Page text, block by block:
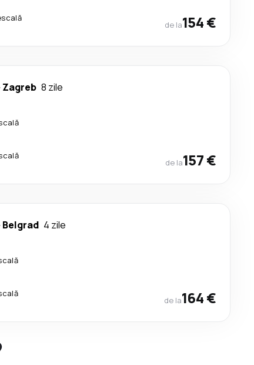
de la154 €
Zagreb 8 zile
de la157 €
Belgrad 4 zile
de la164 €